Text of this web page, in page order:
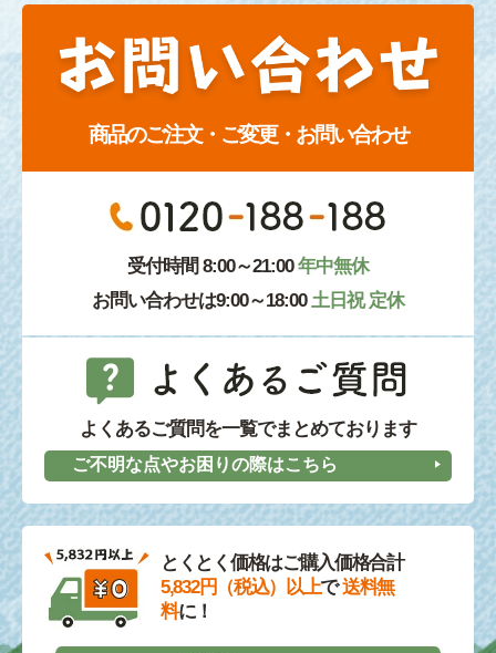
商品のご注文・ご変更・お問い合わせ
受付時間 8:00～21:00年中無休
お問い合わせは9:00～18:00 土日祝 定休
よくあるご質問を一覧でまとめております
ご不明な点やお困りの際はこちら
とくとく価格はご購入価格合計
5,832円（税込）以上で送料無
料に！